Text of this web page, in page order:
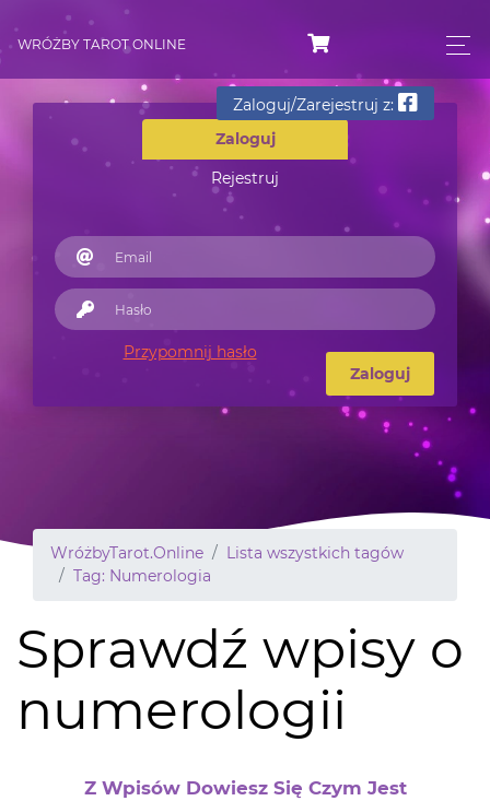
WRÓŻBY TAROT ONLINE
Zaloguj
Rejestruj
Zaloguj/Zarejestruj z:
Przypomnij hasło
Zaloguj
WróżbyTarot.Online
Lista wszystkich tagów
Tag: Numerologia
Sprawdź wpisy o
numerologii
Z Wpisów Dowiesz Się Czym Jest